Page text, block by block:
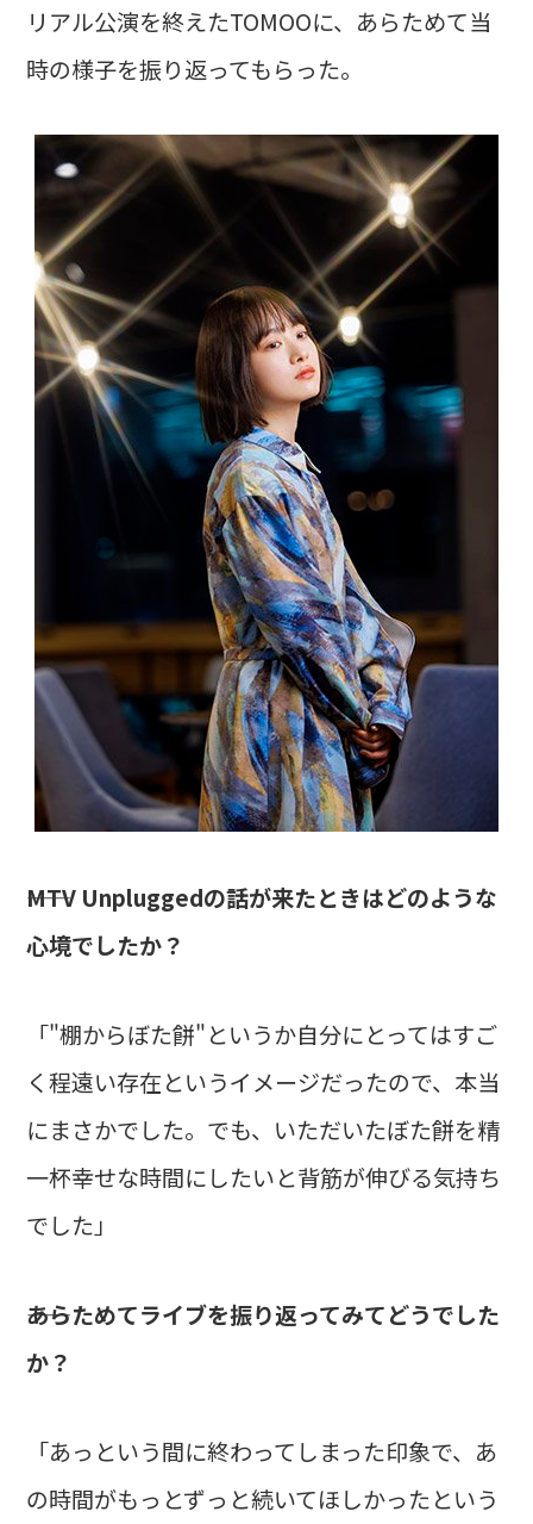
リアル公演を終えたTOMOOに、あらためて当
時の様子を振り返ってもらった。
――MTV Unpluggedの話が来たときはどのような
心境でしたか？
「"棚からぼた餅"というか自分にとってはすご
く程遠い存在というイメージだったので、本当
にまさかでした。でも、いただいたぼた餅を精
一杯幸せな時間にしたいと背筋が伸びる気持ち
でした」
――あらためてライブを振り返ってみてどうでした
か？
「あっという間に終わってしまった印象で、あ
の時間がもっとずっと続いてほしかったという